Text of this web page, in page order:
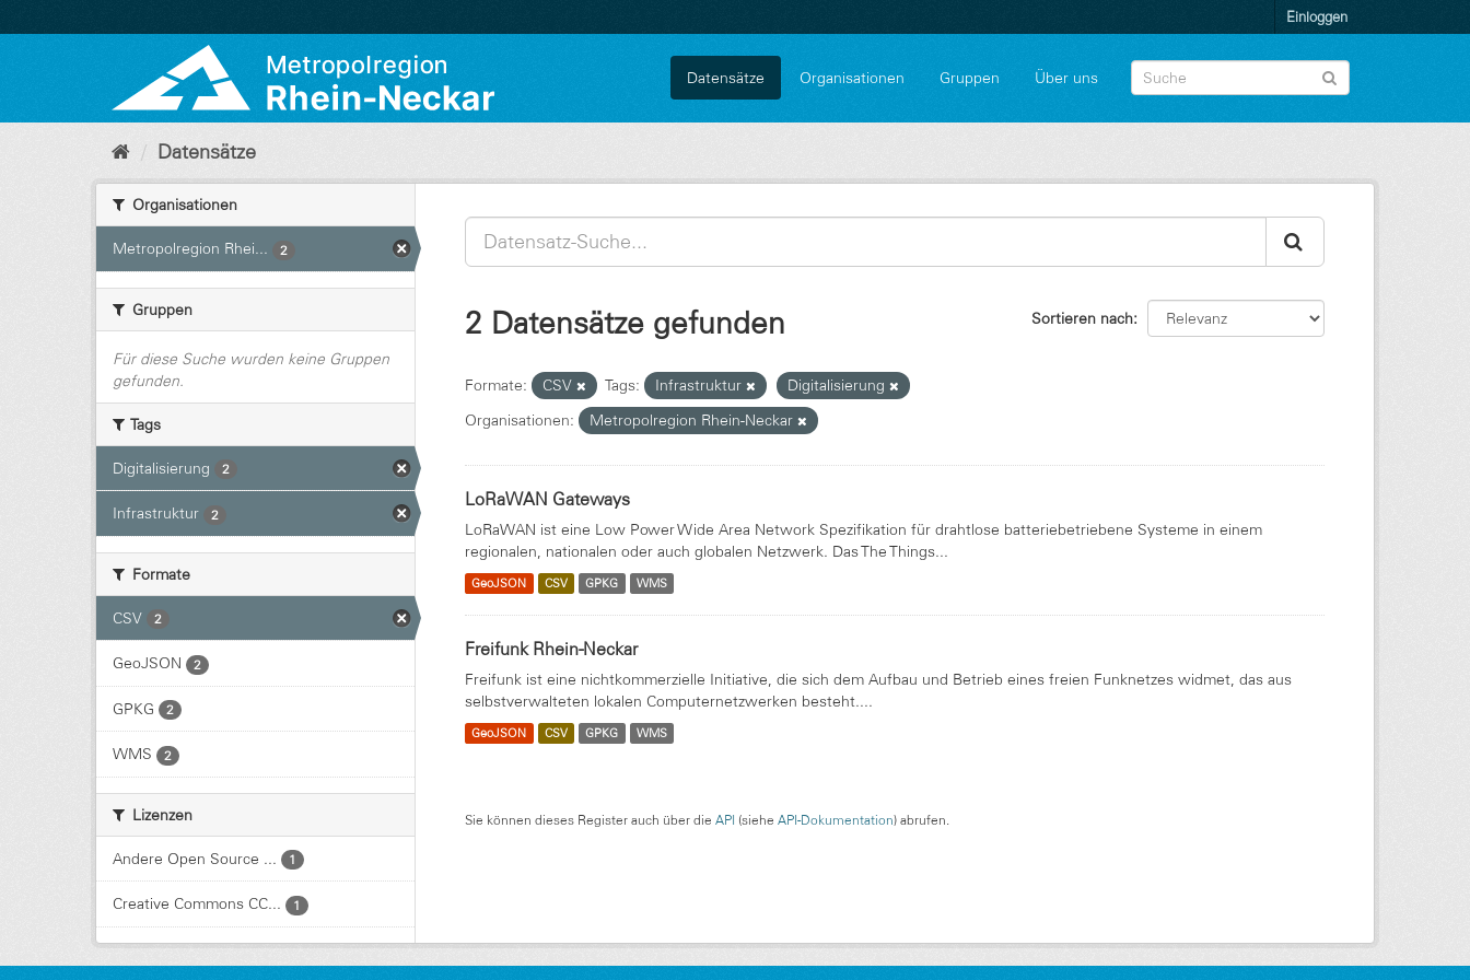
zum
Einloggen
Datensätze Organisationen Gruppen Über uns
Datensätze
Organisationen
Metropolregion Rhei... 2
Gruppen
Für diese Suche wurden keine Gruppen
gefunden.
Tags
Digitalisierung 2
Infrastruktur 2
Formate
CSV 2
GeoJSON 2
GPKG 2
WMS 2
Lizenzen
Andere Open Source ... 1
Creative Commons CC... 1
Sortieren nach
2 Datensätze gefunden
Formate: CSV Tags: Infrastruktur
Digitalisierung
Organisationen:
Metropolregion Rhein-Neckar
LoRaWAN Gateways
LoRaWAN ist eine Low Power Wide Area Network Spezifikation für drahtlose batteriebetriebene Systeme in einem
regionalen, nationalen oder auch globalen Netzwerk. Das The Things...
GeoJSON CSV GPKG WMS
Freifunk Rhein-Neckar
Freifunk ist eine nichtkommerzielle Initiative, die sich dem Aufbau und Betrieb eines freien Funknetzes widmet, das aus
selbstverwalteten lokalen Computernetzwerken besteht....
GeoJSON CSV GPKG WMS
Sie können dieses Register auch über die API (siehe API-Dokumentation) abrufen.